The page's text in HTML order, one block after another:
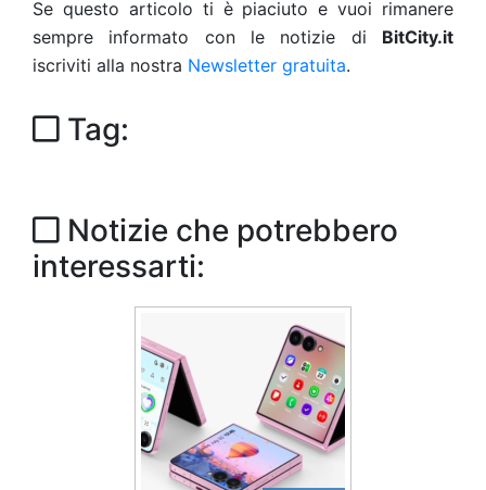
Se questo articolo ti è piaciuto e vuoi rimanere
sempre informato con le notizie di BitCity.it
iscriviti alla nostra Newsletter gratuita.
Tag:
Notizie che potrebbero
interessarti: